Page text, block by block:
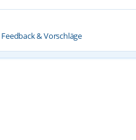
Feedback & Vorschläge